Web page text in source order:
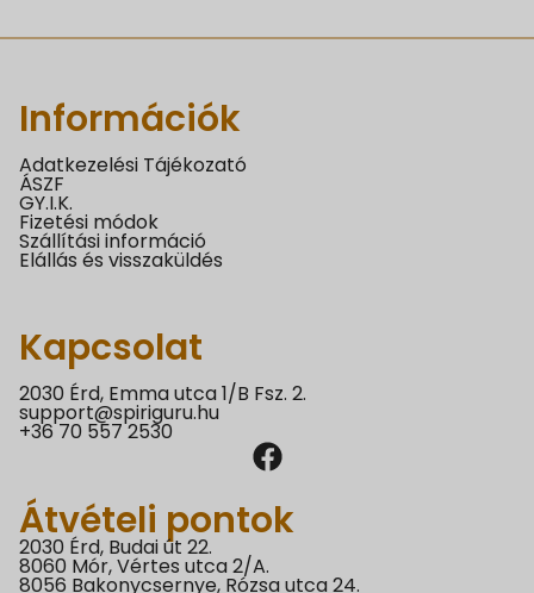
Információk
Adatkezelési Tájékozató
ÁSZF
GY.I.K.
Fizetési módok
Szállítási információ
Elállás és visszaküldés
Kapcsolat
2030 Érd, Emma utca 1/B Fsz. 2.
support@spiriguru.hu
+36 70 557 2530
Átvételi pontok
2030 Érd, Budai út 22.
8060 Mór, Vértes utca 2/A.
8056 Bakonycsernye, Rózsa utca 24.